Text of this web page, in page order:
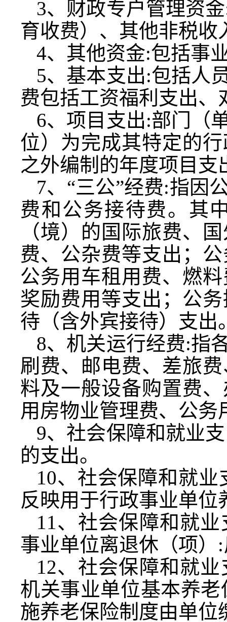
3、财政专户管理资金
育收费）、其他非税收
4、其他资金:包括事
5、基本支出:包括人
费包括工资福利支出
6、项目支出:部门（
位）为完成其特定的
之外编制的年度项目支
7、“三公”经费:指因
费和公务接待费。其
（境）的国际旅费、
费、公杂费等支出；
公务用车租用费、燃
奖励费用等支出；公
待（含外宾接待）支出
8、机关运行经费:指
刷费、邮电费、差旅
料及一般设备购置费
用房物业管理费、公
9、社会保障和就业
的支出。
10、社会保障和就
反映用于行政事业单位
11、社会保障和就
事业单位离退休（项） :
12、社会保障和就
机关事业单位基本养
施养老保险制度由单位